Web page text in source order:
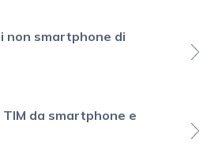
non smartphone di
TIM da smartphone e